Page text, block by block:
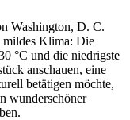
Washington, D. C.
mildes Klima: Die
°C und die niedrigste
anschauen, eine
betätigen möchte,
wunderschöner